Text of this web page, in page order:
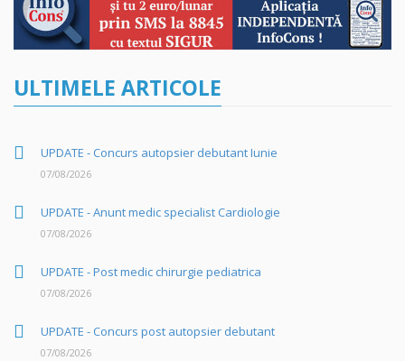
ULTIMELE ARTICOLE
UPDATE - Concurs autopsier debutant Iunie
07/08/2026
UPDATE - Anunt medic specialist Cardiologie
07/08/2026
UPDATE - Post medic chirurgie pediatrica
07/08/2026
UPDATE - Concurs post autopsier debutant
07/08/2026